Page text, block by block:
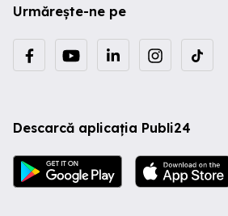
Urmărește-ne pe
Descarcă aplicația Publi24